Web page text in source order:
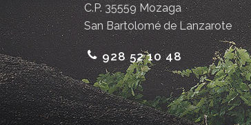
C.P. 35559 Mozaga
San Bartolomé de Lanzarote
928 52 10 48